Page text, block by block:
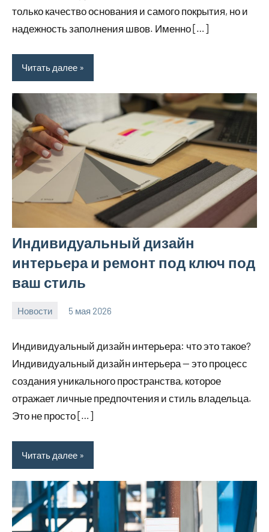
только качество основания и самого покрытия, но и
надежность заполнения швов. Именно […]
Читать далее
Индивидуальный дизайн
интерьера и ремонт под ключ под
ваш стиль
Новости 5 мая 2026
Индивидуальный дизайн интерьера: что это такое?
Индивидуальный дизайн интерьера — это процесс
создания уникального пространства, которое
отражает личные предпочтения и стиль владельца.
Это не просто […]
Читать далее